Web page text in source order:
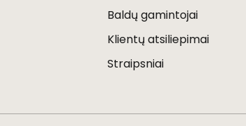
Baldų gamintojai
Klientų atsiliepimai
Straipsniai